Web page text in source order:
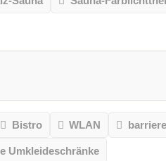
Bistro WLAN
Umkleideschränke